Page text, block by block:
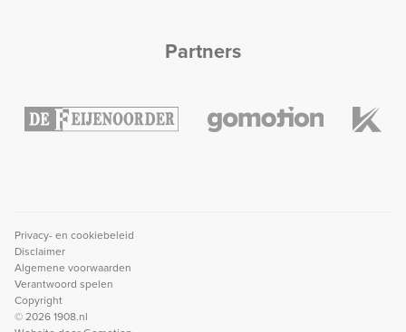
Partners
Privacy- en cookiebeleid
Disclaimer
Algemene voorwaarden
Verantwoord spelen
Copyright
© 2026 1908.nl